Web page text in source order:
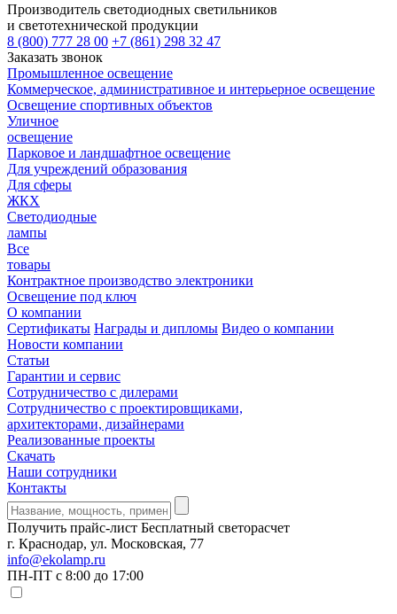
Производитель светодиодных светильников
и светотехнической продукции
8 (800) 777 28 00 +7 (861) 298 32 47
Заказать звонок
Промышленное освещение
Коммерческое, административное и интерьерное освещение
Освещение спортивных объектов
Уличное
освещение
Парковое и ландшафтное освещение
Для учреждений образования
Для сферы
ЖКХ
Светодиодные
лампы
Все
товары
Контрактное производство электроники
Освещение под ключ
О компании
Сертификаты Награды и дипломы Видео о компании
Новости компании
Статьи
Гарантии и сервис
Сотрудничество с дилерами
Сотрудничество с проектировщиками,
архитекторами, дизайнерами
Реализованные проекты
Скачать
Наши сотрудники
Контакты
Получить прайс-лист Бесплатный светорасчет
г. Краснодар, ул. Московская, 77
info@ekolamp.ru
ПН-ПТ с 8:00 до 17:00